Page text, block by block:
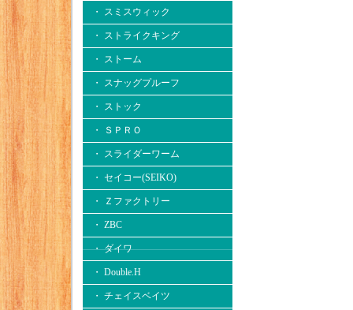
・ スミスウィック
・ ストライクキング
・ ストーム
・ スナッグプルーフ
・ ストック
・ ＳＰＲＯ
・ スライダーワーム
・ セイコー(SEIKO)
・ Ｚファクトリー
・ ZBC
・ ダイワ
・ Double.H
・ チェイスベイツ